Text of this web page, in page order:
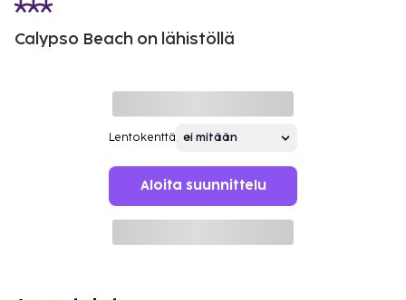
Calypso Beach on lähistöllä
Lentokenttä
Aloita suunnittelu